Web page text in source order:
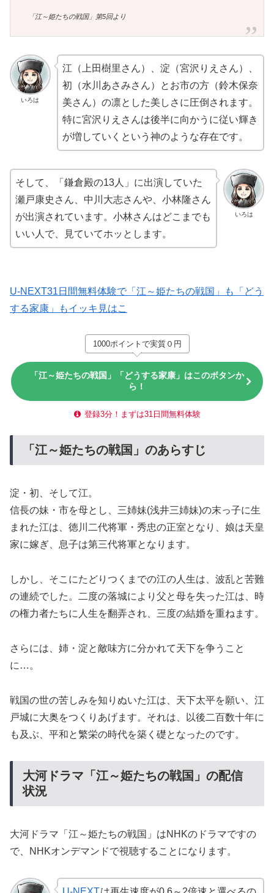
「江～姫たちの戦国」第5回より
いろは
江（上田樹里さん）、淀（宮沢りえさん）、
初（水川あさみさん）とお市の方（鈴木保奈
美さん）の凛とした美しさに圧倒されます。
特に宮沢りえさんは後半に向かうに従い輝き
が増していくという神のような存在です。
いろは
そして、「鎌倉殿の13人」に出演していた
瀬戸康史さん、中川大志さんや、小林隆さん
が出演されています。小林さんはどこまでも
いい人で、見ていてホッとします。
U-NEXT31日間無料体験で「江～姫たちの戦国」も「どう
する家康」もイッキ見はこ
1000ポイントで実質０円
「江～姫たちの戦国」「どうする家康」はこのボタンか
ら！
登録3分！まずは31日間無料体験
「江～姫たちの戦国」のあらすじ
淀・初、そして江。
信長の妹・市を母とし、三姉妹(浅井三姉妹)の末っ子に生
まれた江は、徳川二代将軍・秀忠の正室となり、娘は天皇
家に嫁ぎ、息子は第三代将軍となります。
しかし、そこにたどりつくまでの江の人生は、波乱と苦難
の連続でした。二度の落城により父と母を失った江は、時
の権力者たちに人生を翻弄され、三度の結婚を重ねます。
さらには、姉・淀と敵味方に分かれて天下を争うこと
に…。
戦国の世の苦しみを知りぬいた江は、天下太平を願い、江
戸城に大奥をつくりあげます。それは、以後二百数十年に
も及ぶ、平和と繁栄の時代を築く礎となったのです。
大河ドラマ「江～姫たちの戦国」の配信
状況
大河ドラマ「江～姫たちの戦国」はNHKのドラマですの
で、NHKオンデマンドで視聴することになります。